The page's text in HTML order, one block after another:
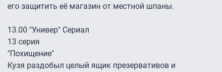
его защитить её магазин от местной шпаны.
13.00 "Универ" Сериал
13 серия
"Похищение"
Кузя раздобыл целый ящик презервативов и